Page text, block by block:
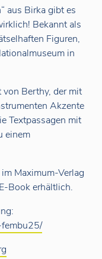
aus Birka gibt es
Bekannt als
Figuren,
in
Berthy, der mit
Akzente
Textpassagen mit
einem
Maximum-Verlag
Book erhältlich.